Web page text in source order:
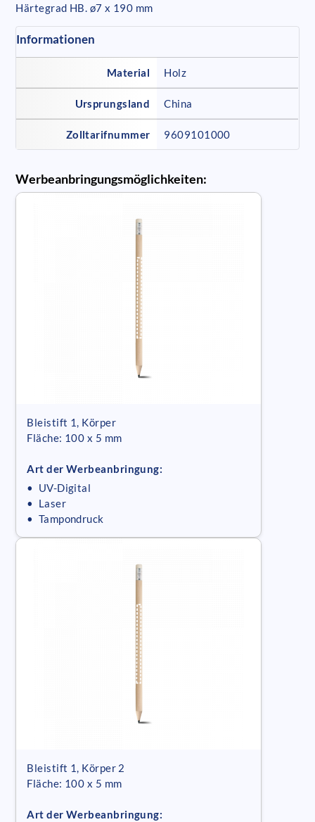
Härtegrad HB. ø7 x 190 mm
Informationen
Material Holz
Ursprungsland China
Zolltarifnummer 9609101000
Werbeanbringungsmöglichkeiten:
Bleistift 1, Körper
Fläche: 100 x 5 mm
Art der Werbeanbringung:
• UV-Digital
• Laser
• Tampondruck
Bleistift 1, Körper 2
Fläche: 100 x 5 mm
Art der Werbeanbringung: